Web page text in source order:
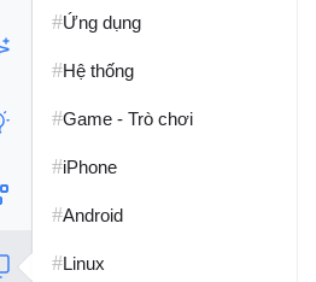
#Ứng dụng
#Hệ thống
#Game - Trò chơi
#iPhone
#Android
#Linux